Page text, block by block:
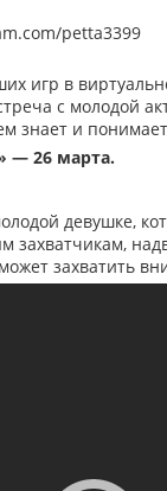
petta3399
игр в
с молодой
знает и
— 26 марта.
девушке,
захватчикам,
захватить